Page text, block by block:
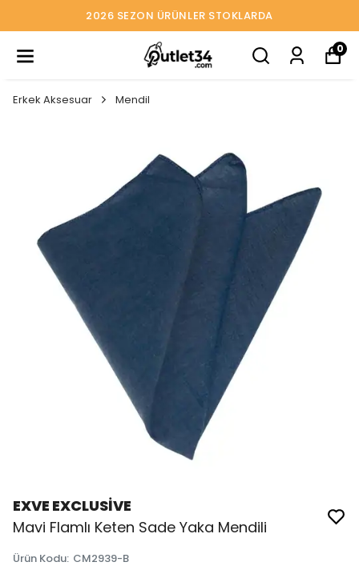
2026 SEZON ÜRÜNLER STOKLARDA
0
Erkek Aksesuar Mendil
EXVE EXCLUSİVE
Mavi Flamlı Keten Sade Yaka Mendili
Ürün Kodu: CM2939-B